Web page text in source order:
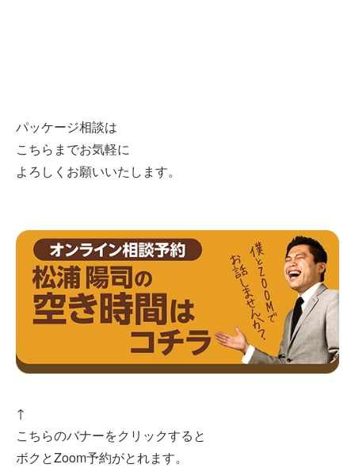
パッケージ相談は
こちらまでお気軽に
よろしくお願いいたします。
↑
こちらのバナーをクリックすると
ボクとZoom予約がとれます。